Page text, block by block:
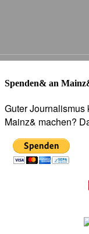
Spenden& an
Guter Journalismus
Mainz& machen?